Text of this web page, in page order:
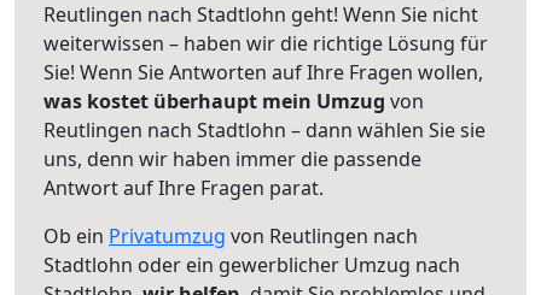
Reutlingen nach Stadtlohn geht! Wenn Sie nicht
weiterwissen – haben wir die richtige Lösung für
Sie! Wenn Sie Antworten auf Ihre Fragen wollen,
was kostet überhaupt mein Umzug von
Reutlingen nach Stadtlohn – dann wählen Sie sie
uns, denn wir haben immer die passende
Antwort auf Ihre Fragen parat.
Ob ein Privatumzug von Reutlingen nach
Stadtlohn oder ein gewerblicher Umzug nach